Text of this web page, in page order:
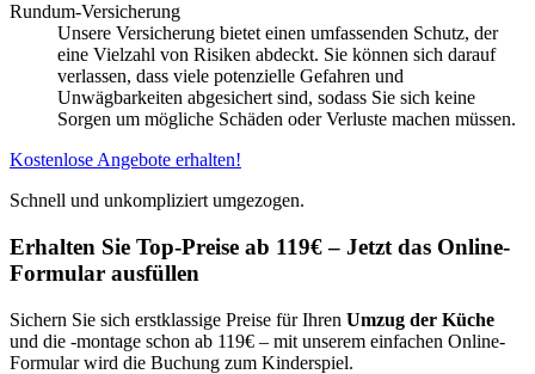
Rundum-Versicherung
Unsere Versicherung bietet einen umfassenden Schutz, der
eine Vielzahl von Risiken abdeckt. Sie können sich darauf
verlassen, dass viele potenzielle Gefahren und
Unwägbarkeiten abgesichert sind, sodass Sie sich keine
Sorgen um mögliche Schäden oder Verluste machen müssen.
Kostenlose Angebote erhalten!
Schnell und unkompliziert umgezogen.
Erhalten Sie Top-Preise ab 119€ – Jetzt das Online-
Formular ausfüllen
Sichern Sie sich erstklassige Preise für Ihren Umzug der Küche
und die -montage schon ab 119€ – mit unserem einfachen Online-
Formular wird die Buchung zum Kinderspiel.